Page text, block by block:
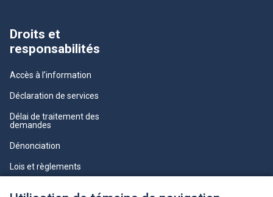
Droits et
responsabilités
Accès à l’information
Déclaration de services
Délai de traitement des
demandes
Dénonciation
Lois et règlements